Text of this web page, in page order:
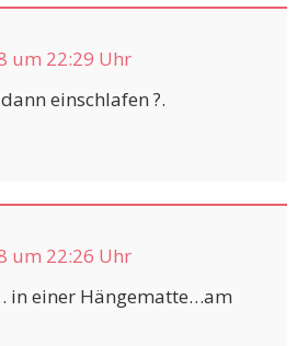
um 22:29 Uhr
einschlafen ?.
um 22:26 Uhr
in einer Hängematte…am